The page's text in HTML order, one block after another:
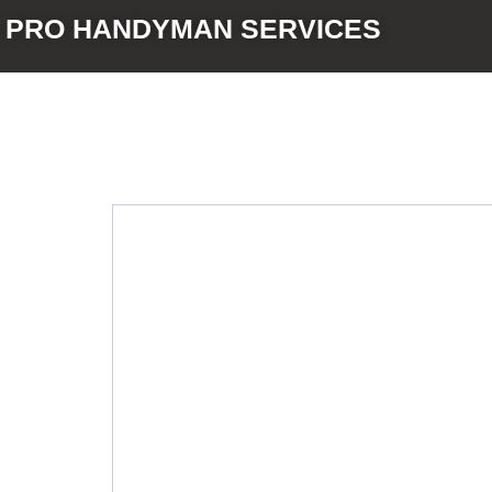
к
содержимому
PRO HANDYMAN SERVICES